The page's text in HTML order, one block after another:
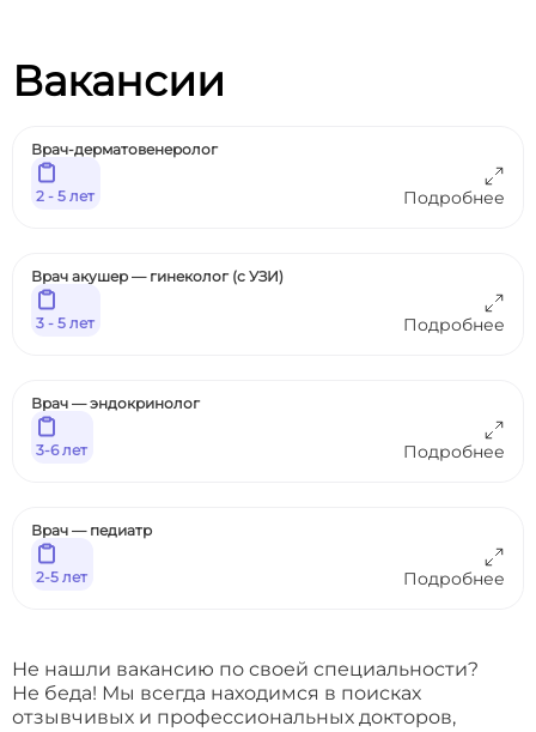
Вакансии
Врач-дерматовенеролог
Подробнее
2 - 5 лет
Врач акушер — гинеколог (с УЗИ)
Подробнее
3 - 5 лет
Врач — эндокринолог
Подробнее
3-6 лет
Врач — педиатр
Подробнее
2-5 лет
Не нашли вакансию по своей специальности?
Не беда! Мы всегда находимся в поисках
отзывчивых и профессиональных докторов,